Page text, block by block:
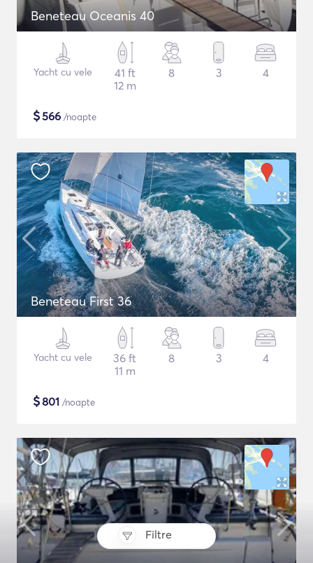
Filtre
Beneteau Oceanis 40
Yacht cu vele
41 ft
12 m
8 3 4
$566 /noapte
Beneteau First 36
Yacht cu vele
36 ft
11 m
8 3 4
$801 /noapte